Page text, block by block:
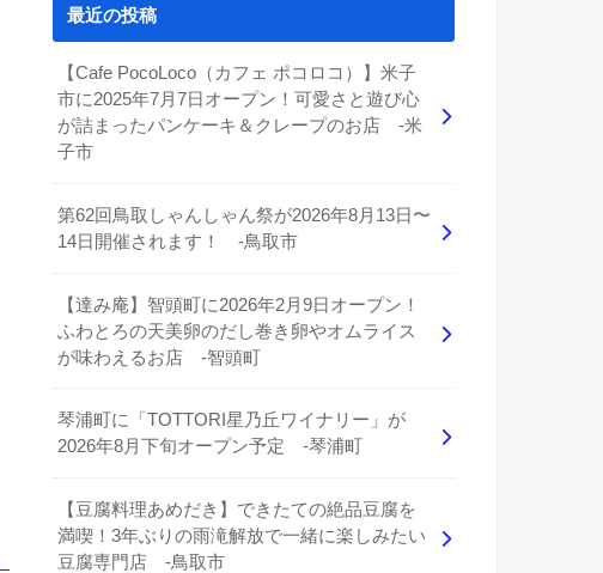
最近の投稿
【Cafe PocoLoco（カフェ ポコロコ）】米子
市に2025年7月7日オープン！可愛さと遊び心
が詰まったパンケーキ＆クレープのお店 -米
子市
第62回鳥取しゃんしゃん祭が2026年8月13日〜
14日開催されます！ -鳥取市
【達み庵】智頭町に2026年2月9日オープン！
ふわとろの天美卵のだし巻き卵やオムライス
が味わえるお店 -智頭町
琴浦町に「TOTTORI星乃丘ワイナリー」が
2026年8月下旬オープン予定 -琴浦町
【豆腐料理あめだき】できたての絶品豆腐を
満喫！3年ぶりの雨滝解放で一緒に楽しみたい
豆腐専門店 -鳥取市